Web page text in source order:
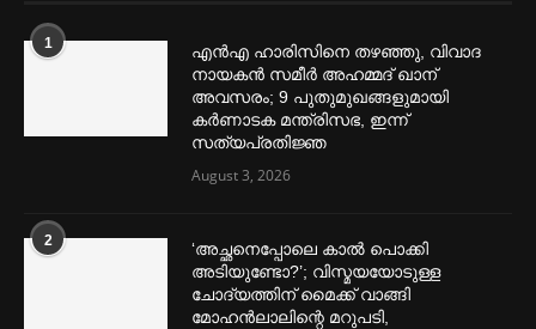
1
എൻഎ ഹാരിസിനെ തഴ‌‍ഞ്ഞു, വിവാദ
നായകൻ സമീര്‍ അഹമ്മദ് ഖാന്
അവസരം; 9 പുതുമുഖങ്ങളുമായി
കര്‍ണാടക മന്ത്രിസഭ, ഇന്ന്
സത്യപ്രതിജ്ഞ
August 3, 2026
2
‘അച്ഛനെപ്പോലെ കാല്‍ പൊക്കി
അടിയുണ്ടോ?’; വിസ്മയയോടുള്ള
ചോദ്യത്തിന് മൈക്ക് വാങ്ങി
മോഹൻലാലിന്റെ മറുപടി,